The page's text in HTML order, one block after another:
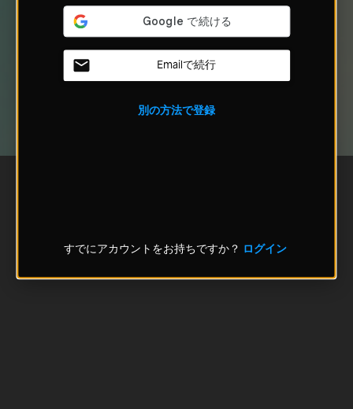
Emailで続行
別の方法で登録
すでにアカウントをお持ちですか？ ログイン